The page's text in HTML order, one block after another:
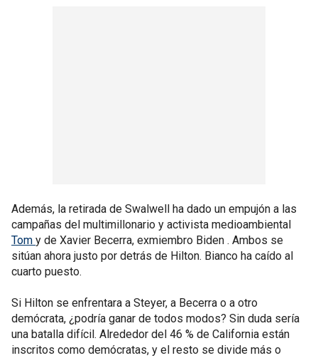
Además, la retirada de Swalwell ha dado un empujón a las
campañas del multimillonario y activista medioambiental
Tom y de Xavier Becerra, exmiembro Biden . Ambos se
sitúan ahora justo por detrás de Hilton. Bianco ha caído al
cuarto puesto.
Si Hilton se enfrentara a Steyer, a Becerra o a otro
demócrata, ¿podría ganar de todos modos? Sin duda sería
una batalla difícil. Alrededor del 46 % de California están
inscritos como demócratas, y el resto se divide más o